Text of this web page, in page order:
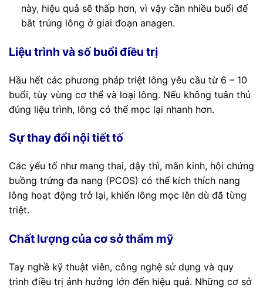
này, hiệu quả sẽ thấp hơn, vì vậy cần nhiều buổi để
bắt trúng lông ở giai đoạn anagen.
Liệu trình và số buổi điều trị
Hầu hết các phương pháp triệt lông yêu cầu từ 6 – 10
buổi, tùy vùng cơ thể và loại lông. Nếu không tuân thủ
đúng liệu trình, lông có thể mọc lại nhanh hơn.
Sự thay đổi nội tiết tố
Các yếu tố như mang thai, dậy thì, mãn kinh, hội chứng
buồng trứng đa nang (PCOS) có thể kích thích nang
lông hoạt động trở lại, khiến lông mọc lên dù đã từng
triệt.
Chất lượng của cơ sở thẩm mỹ
Tay nghề kỹ thuật viên, công nghệ sử dụng và quy
trình điều trị ảnh hưởng lớn đến hiệu quả. Những cơ sở